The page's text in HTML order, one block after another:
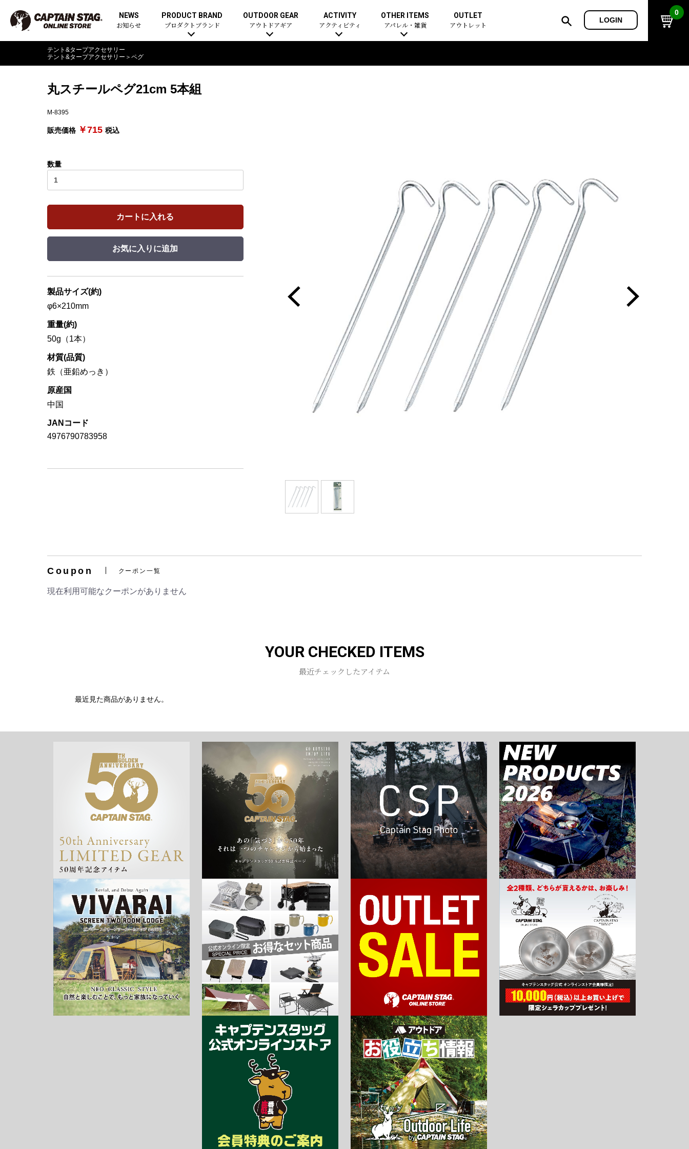
NEWS
お知らせ
PRODUCT BRAND
プロダクトブランド
OUTDOOR GEAR
アウトドアギア
ACTIVITY
アクティビティ
OTHER ITEMS
アパレル・雑貨
OUTLET
アウトレット
LOGIN
0
テント&タープアクセサリー
テント&タープアクセサリー ＞ ペグ
丸スチールペグ21cm 5本組
M-8395
販売価格 ￥715 税込
数量
カートに入れる
お気に入りに追加
製品サイズ(約)
φ6×210mm
重量(約)
50g（1本）
材質(品質)
鉄（亜鉛めっき）
原産国
中国
JANコード
4976790783958
Coupon クーポン一覧
現在利用可能なクーポンがありません
YOUR CHECKED ITEMS
最近チェックしたアイテム
最近見た商品がありません。